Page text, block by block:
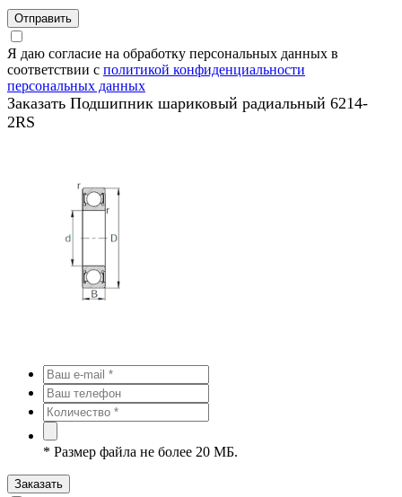
Отправить
Я даю согласие на обработку персональных данных в
соответствии с политикой конфиденциальности
персональных данных
Заказать Подшипник шариковый радиальный 6214-
2RS
* Размер файла не более 20 МБ.
Заказать